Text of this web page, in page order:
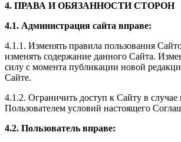
4. ПРАВА И ОБЯЗАННОСТИ СТОРОН
4.1. Администрация сайта вправе:
4.1.1. Изменять правила пользования
изменять содержание данного Сайта.
силу с момента публикации новой
Сайте.
4.1.2. Ограничить доступ к Сайту в
Пользователем условий настоящего
4.2. Пользователь вправе: